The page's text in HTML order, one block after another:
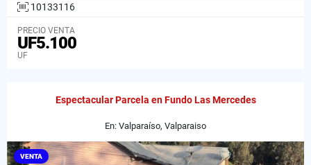
10133116
PRECIO VENTA
UF5.100
UF
Espectacular Parcela en Fundo Las Mercedes
En: Valparaíso, Valparaiso
VENTA